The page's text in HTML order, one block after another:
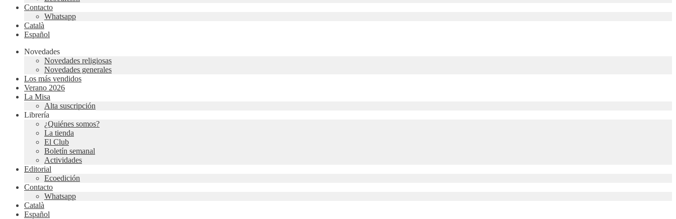
Contacto
Whatsapp
Català
Español
Novedades
Novedades religiosas
Novedades generales
Los más vendidos
Verano 2026
La Misa
Alta suscripción
Librería
¿Quiénes somos?
La tienda
El Club
Boletín semanal
Actividades
Editorial
Ecoedición
Contacto
Whatsapp
Català
Español